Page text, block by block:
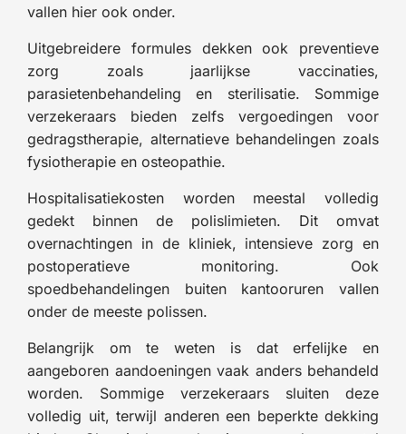
vallen hier ook onder.
Uitgebreidere formules dekken ook preventieve
zorg zoals jaarlijkse vaccinaties,
parasietenbehandeling en sterilisatie. Sommige
verzekeraars bieden zelfs vergoedingen voor
gedragstherapie, alternatieve behandelingen zoals
fysiotherapie en osteopathie.
Hospitalisatiekosten worden meestal volledig
gedekt binnen de polislimieten. Dit omvat
overnachtingen in de kliniek, intensieve zorg en
postoperatieve monitoring. Ook
spoedbehandelingen buiten kantooruren vallen
onder de meeste polissen.
Belangrijk om te weten is dat erfelijke en
aangeboren aandoeningen vaak anders behandeld
worden. Sommige verzekeraars sluiten deze
volledig uit, terwijl anderen een beperkte dekking